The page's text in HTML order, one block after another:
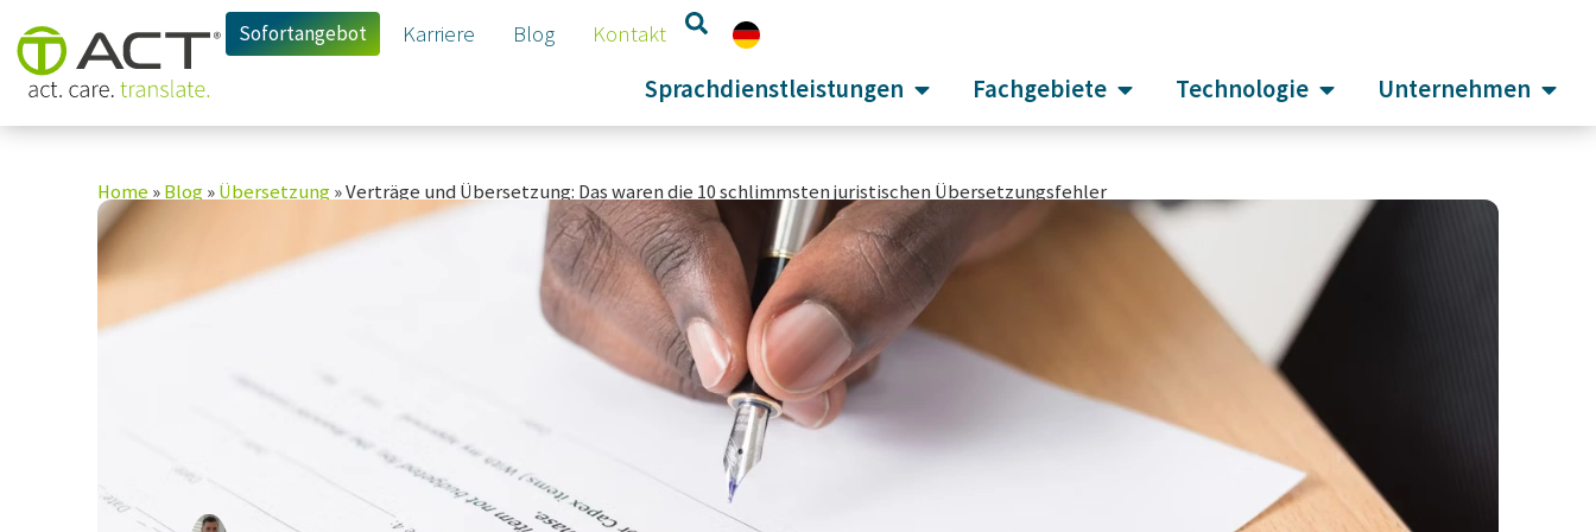
Sofortangebot Karriere Blog Kontakt
Sprachdienstleistungen Fachgebiete Technologie Unternehmen
Home »Blog»Übersetzung»Verträge und Übersetzung: Das waren die 10 schlimmsten juristischen Übersetzungsfehler